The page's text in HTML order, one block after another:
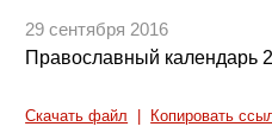
29 сентября 2016
Православный календарь
Скачать файл Копировать